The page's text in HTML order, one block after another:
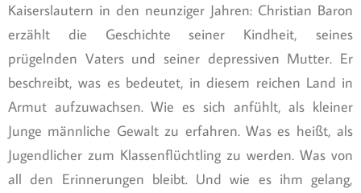
Kaiserslautern in den neunziger Jahren: Christian Baron
erzählt die Geschichte seiner Kindheit, seines
prügelnden Vaters und seiner depressiven Mutter. Er
beschreibt, was es bedeutet, in diesem reichen Land in
Armut aufzuwachsen. Wie es sich anfühlt, als kleiner
Junge männliche Gewalt zu erfahren. Was es heißt, als
Jugendlicher zum Klassenflüchtling zu werden. Was von
all den Erinnerungen bleibt. Und wie es ihm gelang,